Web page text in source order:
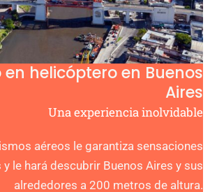
en helicóptero en Buenos
Aires
Una experiencia inolvidable
aéreos le garantiza sensaciones
le hará descubrir Buenos Aires y sus
alrededores a 200 metros de altura.